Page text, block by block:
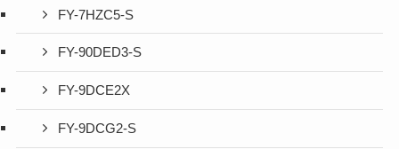
FY-7HZC5-S
FY-90DED3-S
FY-9DCE2X
FY-9DCG2-S